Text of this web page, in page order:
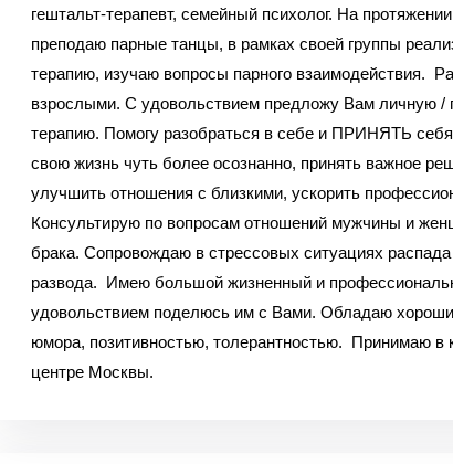
гештальт-терапевт, семейный психолог. На
преподаю парные танцы, в рамках своей группы
терапию, изучаю вопросы парного взаимодействия.
взрослыми. С удовольствием предложу Вам личную /
терапию. Помогу разобраться в себе и ПРИНЯТЬ
свою жизнь чуть более осознанно, принять важное
улучшить отношения с близкими, ускорить
Консультирую по вопросам отношений мужчины и
брака. Сопровождаю в стрессовых ситуациях
развода. Имею большой жизненный и
удовольствием поделюсь им с Вами. Обладаю
юмора, позитивностью, толерантностью. Принимаю в
центре Москвы.